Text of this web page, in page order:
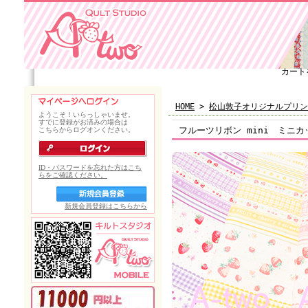
カート
HOME > 松山敦子オリジナルプリ
フルーツリボン mini ミニカ